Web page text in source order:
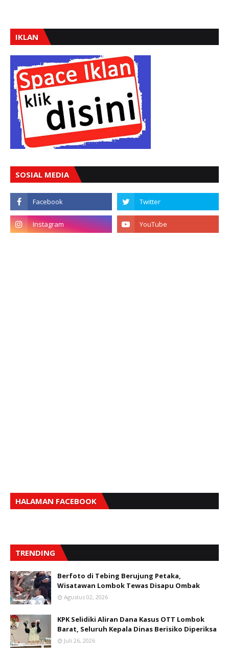
IKLAN
SOSIAL MEDIA
HALAMAN FACEBOOK
TRENDING
Berfoto di Tebing Berujung Petaka,
Wisatawan Lombok Tewas Disapu Ombak
Agustus 02, 2026
KPK Selidiki Aliran Dana Kasus OTT Lombok
Barat, Seluruh Kepala Dinas Berisiko Diperiksa
Juli 26, 2026